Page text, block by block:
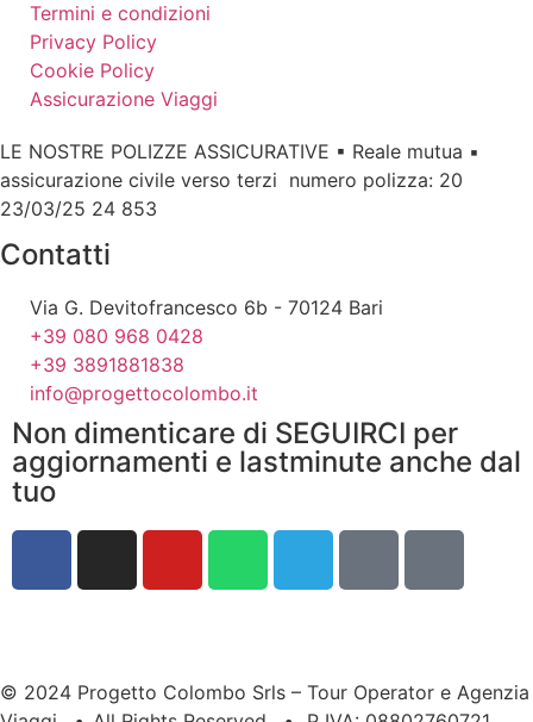
Contatti
Via G. Devitofrancesco 6b - 70124 Bari
+39 080 968 0428
+39 3891881838
info@progettocolombo.it
Termini e condizioni
Privacy Policy
Cookie Policy
Assicurazione Viaggi
LE NOSTRE POLIZZE ASSICURATIVE ▪ Reale mutua ▪
assicurazione civile verso terzi numero polizza: 20
23/03/25 24 853
Non dimenticare di SEGUIRCI per
aggiornamenti e lastminute anche dal
tuo
© 2024 Progetto Colombo Srls – Tour Operator e Agenzia